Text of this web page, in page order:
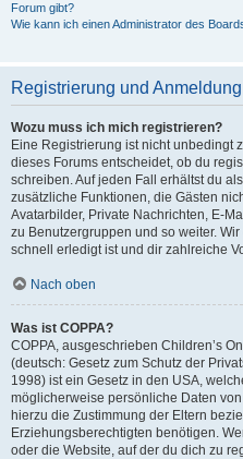
Forum gibt?
Wie kann ich einen Administrator des
Registrierung und Anmeldung
Wozu muss ich mich registrieren?
Eine Registrierung ist nicht unbedingt
dieses Forums entscheidet, ob du
schreiben. Auf jeden Fall erhältst du
zusätzliche Funktionen, die Gästen
Avatarbilder, Private Nachrichten, E-
zu Benutzergruppen und so weiter.
schnell erledigt ist und dir zahlreiche
Nach oben
Was ist COPPA?
COPPA, ausgeschrieben Children’s
(deutsch: Gesetz zum Schutz der
1998) ist ein Gesetz in den USA,
möglicherweise persönliche Daten
hierzu die Zustimmung der Eltern
Erziehungsberechtigten benötigen.
oder die Website, auf der du dich zu